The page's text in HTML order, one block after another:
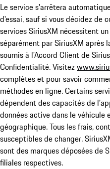
Le service s'arrêtera
d'essai, sauf si vous décidez de
services SiriusXM nécessitent
séparément par SiriusXM après
soumis à l'Accord Client de
Confidentialité. Visitez
complètes et pour savoir
méthodes en ligne. Certains
dépendent des capacités de
données active dans le
géographique. Tous les frais,
susceptibles de changer.
sont des marques déposées de
filiales respectives.